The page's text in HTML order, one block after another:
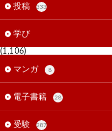
投稿
333
学び
(1,106)
マンガ
8
電子書籍 28
受験 287